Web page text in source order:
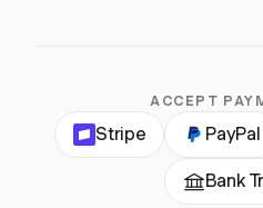
ACCEPT
Stripe PayPal
Bank